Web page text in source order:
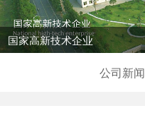
国家高新技术企业
公司新闻